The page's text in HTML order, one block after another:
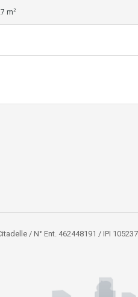
m²
/ N° Ent. 462448191 / IPI 105237